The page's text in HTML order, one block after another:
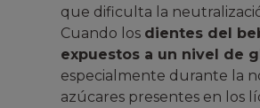
que dificulta la
Cuando los dientes del
expuestos a un nivel de
especialmente durante la
azúcares presentes en los